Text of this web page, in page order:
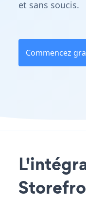
et sans soucis.
Commencez